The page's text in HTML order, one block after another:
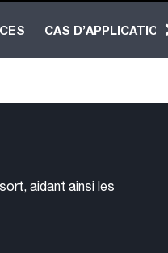
CAS D’APPLICATION
aidant ainsi les